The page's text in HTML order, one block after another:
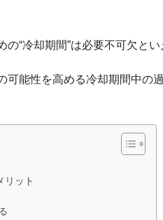
“冷却期間”は必要不可欠とい
可能性を高める冷却期間中の
リット